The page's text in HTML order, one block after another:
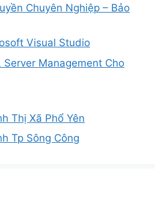
Chuyên Nghiệp – Bảo
Visual Studio
Server Management Cho
Thị Xã Phổ Yên
Tp Sông Công